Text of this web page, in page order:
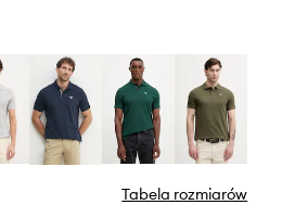
Tabela rozmiarów